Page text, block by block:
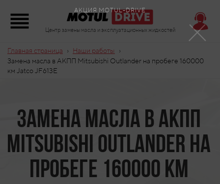
Центр замены масла и эксплуатационных жидкостей
Главная страница › Наши работы ›
Замена масла в АКПП Mitsubishi Outlander на пробеге 160000
км Jatco JF613E
Замена масла в АКПП
Mitsubishi Outlander на
пробеге 160000 км
АКЦИЯ MOTUL-DRIVE ×